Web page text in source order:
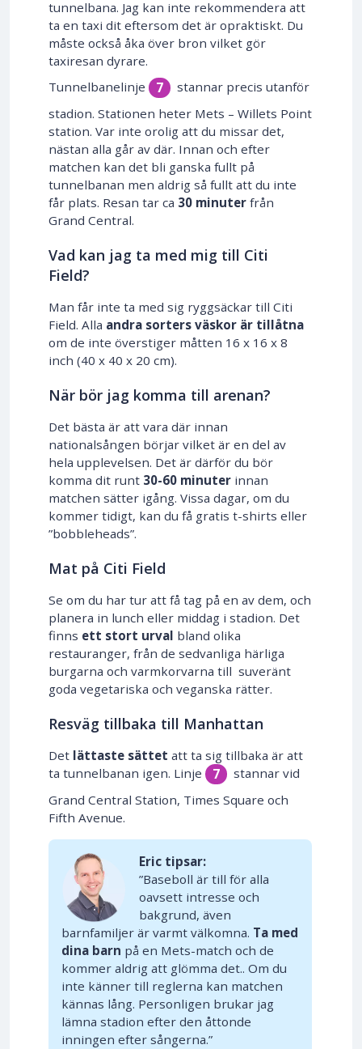
tunnelbana. Jag kan inte rekommendera att
ta en taxi dit eftersom det är opraktiskt. Du
måste också åka över bron vilket gör
taxiresan dyrare.
Tunnelbanelinje
7
stannar precis utanför
stadion. Stationen heter Mets – Willets Point
station. Var inte orolig att du missar det,
nästan alla går av där. Innan och efter
matchen kan det bli ganska fullt på
tunnelbanan men aldrig så fullt att du inte
får plats. Resan tar ca 30 minuter från
Grand Central.
Vad kan jag ta med mig till Citi
Field?
Man får inte ta med sig ryggsäckar till Citi
Field. Alla andra sorters väskor är tillåtna
om de inte överstiger måtten 16 x 16 x 8
inch (40 x 40 x 20 cm).
När bör jag komma till arenan?
Det bästa är att vara där innan
nationalsången börjar vilket är en del av
hela upplevelsen. Det är därför du bör
komma dit runt 30-60 minuter innan
matchen sätter igång. Vissa dagar, om du
kommer tidigt, kan du få gratis t-shirts eller
”bobbleheads”.
Mat på Citi Field
Se om du har tur att få tag på en av dem, och
planera in lunch eller middag i stadion. Det
finns ett stort urval bland olika
restauranger, från de sedvanliga härliga
burgarna och varmkorvarna till suveränt
goda vegetariska och veganska rätter.
Resväg tillbaka till Manhattan
Det lättaste sättet att ta sig tillbaka är att
ta tunnelbanan igen. Linje
7
stannar vid
Grand Central Station, Times Square och
Fifth Avenue.
Eric tipsar:
”Baseboll är till för alla
oavsett intresse och
bakgrund, även
barnfamiljer är varmt välkomna. Ta med
dina barn på en Mets-match och de
kommer aldrig att glömma det.. Om du
inte känner till reglerna kan matchen
kännas lång. Personligen brukar jag
lämna stadion efter den åttonde
inningen efter sångerna.”